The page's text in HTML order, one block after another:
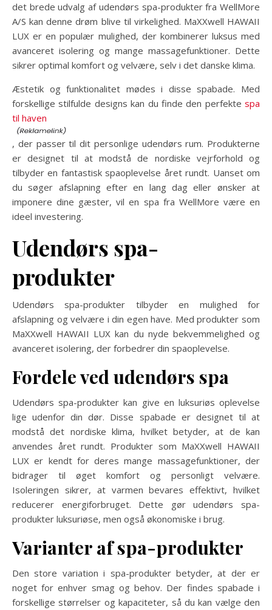
det brede udvalg af udendørs spa-produkter fra WellMore
A/S kan denne drøm blive til virkelighed. MaXXwell HAWAII
LUX er en populær mulighed, der kombinerer luksus med
avanceret isolering og mange massagefunktioner. Dette
sikrer optimal komfort og velvære, selv i det danske klima.
Æstetik og funktionalitet mødes i disse spabade. Med
forskellige stilfulde designs kan du finde den perfekte spa
til haven
, der passer til dit personlige udendørs rum. Produkterne
er designet til at modstå de nordiske vejrforhold og
tilbyder en fantastisk spaoplevelse året rundt. Uanset om
du søger afslapning efter en lang dag eller ønsker at
imponere dine gæster, vil en spa fra WellMore være en
ideel investering.
Udendørs spa-
produkter
Udendørs spa-produkter tilbyder en mulighed for
afslapning og velvære i din egen have. Med produkter som
MaXXwell HAWAII LUX kan du nyde bekvemmelighed og
avanceret isolering, der forbedrer din spaoplevelse.
Fordele ved udendørs spa
Udendørs spa-produkter kan give en luksuriøs oplevelse
lige udenfor din dør. Disse spabade er designet til at
modstå det nordiske klima, hvilket betyder, at de kan
anvendes året rundt. Produkter som MaXXwell HAWAII
LUX er kendt for deres mange massagefunktioner, der
bidrager til øget komfort og personligt velvære.
Isoleringen sikrer, at varmen bevares effektivt, hvilket
reducerer energiforbruget. Dette gør udendørs spa-
produkter luksuriøse, men også økonomiske i brug.
Varianter af spa-produkter
Den store variation i spa-produkter betyder, at der er
noget for enhver smag og behov. Der findes spabade i
forskellige størrelser og kapaciteter, så du kan vælge den